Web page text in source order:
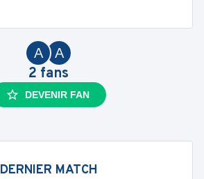
A
A
2 fans
DEVENIR FAN
DERNIER MATCH